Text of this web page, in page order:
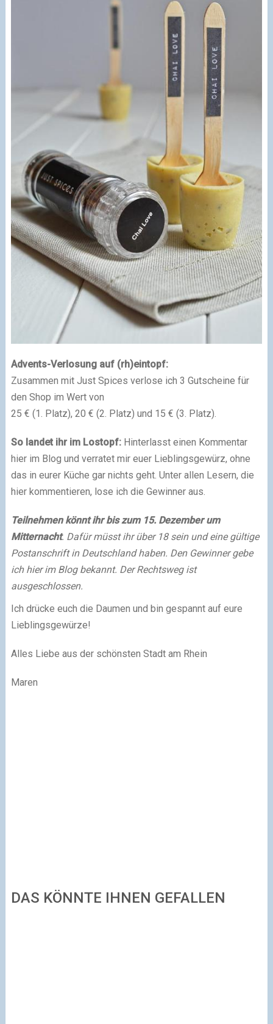
Advents-Verlosung auf (rh)eintopf:
Zusammen mit Just Spices verlose ich 3 Gutscheine für
den Shop im Wert von
25 € (1. Platz), 20 € (2. Platz) und 15 € (3. Platz).
So landet ihr im Lostopf: Hinterlasst einen Kommentar
hier im Blog und verratet mir euer Lieblingsgewürz, ohne
das in eurer Küche gar nichts geht. Unter allen Lesern, die
hier kommentieren, lose ich die Gewinner aus.
Teilnehmen könnt ihr bis zum 15. Dezember um
Mitternacht. Dafür müsst ihr über 18 sein und eine gültige
Postanschrift in Deutschland haben. Den Gewinner gebe
ich hier im Blog bekannt. Der Rechtsweg ist
ausgeschlossen.
Ich drücke euch die Daumen und bin gespannt auf eure
Lieblingsgewürze!
Alles Liebe aus der schönsten Stadt am Rhein
Maren
DAS KÖNNTE IHNEN GEFALLEN